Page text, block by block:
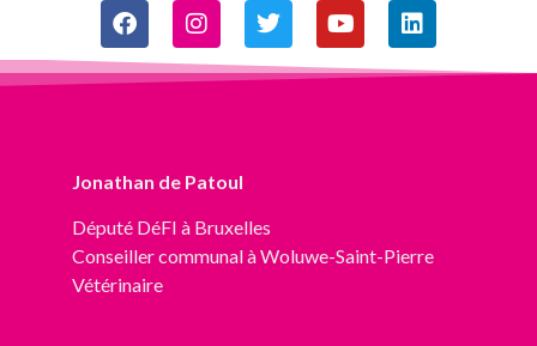
Jonathan de Patoul
Député DéFI à Bruxelles
Conseiller communal à Woluwe-Saint-Pierre
Vétérinaire